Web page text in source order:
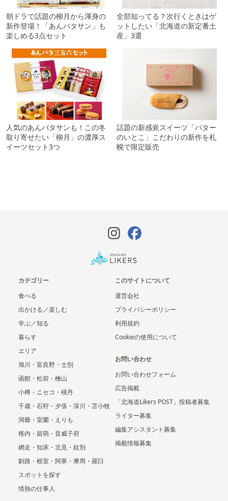
朝ドラで話題の柳月から渾身の
新作登場！「あんバタサン」も
楽しめる3点セット
全部知ってる？次行くときはゲ
ットしたい「北海道の新定番土
産」3選
人気のあんバタサンも！この冬
取り寄せたい「柳月」の濃厚ス
イーツセット3つ
話題の新感覚スイーツ「バター
のいとこ」こだわりの新作を札
幌で限定販売
カテゴリー
食べる
出かける／楽しむ
学ぶ／知る
暮らす
エリア
旭川・富良野・士別
函館・松前・檜山
小樽・ニセコ・積丹
千歳・石狩・夕張・深川・苫小牧
洞爺・室蘭・えりも
稚内・留萌・音威子府
網走・知床・北見・紋別
釧路・根室・阿寒・摩周・羅臼
スポットを探す
情熱の仕事人
このサイトについて
運営会社
プライバシーポリシー
利用規約
Cookieの使用について
お問い合わせ
お問い合わせフォーム
広告掲載
「北海道Likers POST」投稿者募集
ライター募集
編集アシスタント募集
掲載情報募集